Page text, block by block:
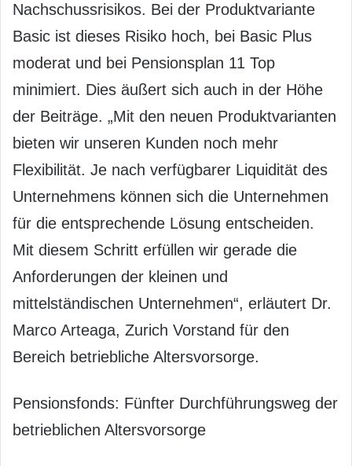
Nachschussrisikos. Bei der Produktvariante
Basic ist dieses Risiko hoch, bei Basic Plus
moderat und bei Pensionsplan 11 Top
minimiert. Dies äußert sich auch in der Höhe
der Beiträge. „Mit den neuen Produktvarianten
bieten wir unseren Kunden noch mehr
Flexibilität. Je nach verfügbarer Liquidität des
Unternehmens können sich die Unternehmen
für die entsprechende Lösung entscheiden.
Mit diesem Schritt erfüllen wir gerade die
Anforderungen der kleinen und
mittelständischen Unternehmen“, erläutert Dr.
Marco Arteaga, Zurich Vorstand für den
Bereich betriebliche Altersvorsorge.
Pensionsfonds: Fünfter Durchführungsweg der
betrieblichen Altersvorsorge